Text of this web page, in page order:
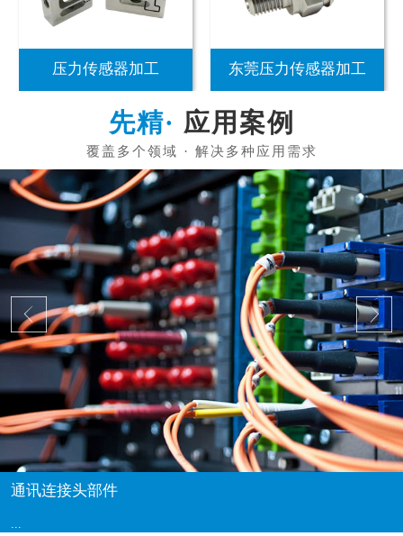
压力传感器加工 东莞压力传感器加工
应用案例
通讯连接头部件
...